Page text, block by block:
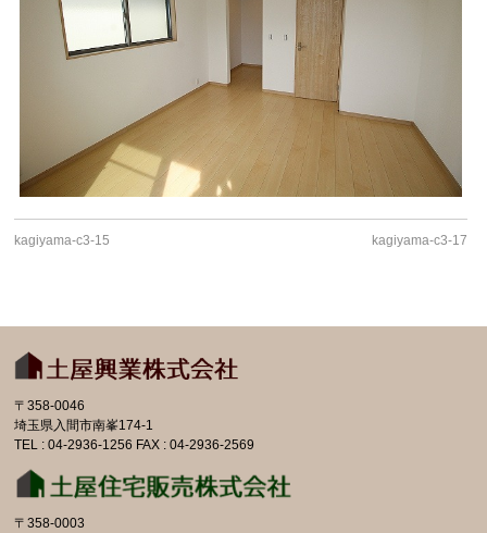
kagiyama-c3-15 kagiyama-c3-17
〒358-0046
埼玉県入間市南峯174-1
TEL : 04-2936-1256 FAX : 04-2936-2569
〒358-0003